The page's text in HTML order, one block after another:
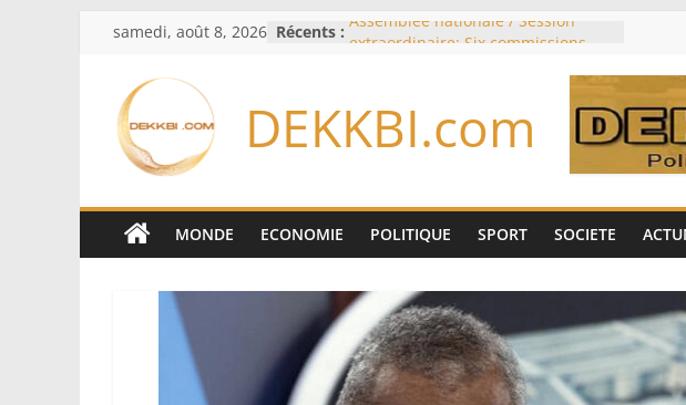
Passer
contenu
samedi, août 8, 2026 Récents : Assemblée nationale / Session
d’enquête à l’ordre du jour ce lundi
de la Espriella
Bénin: Patrice Talon élu président
Moyen-Orient: l’Arabie saoudite, le
Pakistan et la Turquie signent un
accord de défense
exportations de cuivre et de cobalt
concentrés pour valoriser sa
production
DEKKBI.com
MONDE ECONOMIE POLITIQUE SPORT SOCIETE